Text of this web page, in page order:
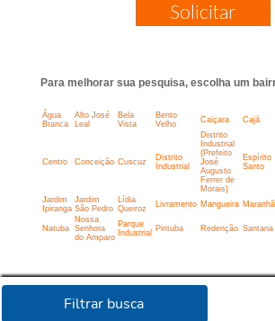
Filtrar busca
Solicitar
Para melhorar sua pesquisa, escolha um
Água
Branca
Alto José
Leal
Bela
Vista
Bento
Velho
Caiçara Cajá
Centro Conceição Cuscuz
Distrito
Industrial
Distrito
Industrial
(Prefeito
José
Augusto
Ferrer de
Morais)
Espírito
Santo
Jardim
Ipiranga
Jardim
São Pedro
Lídia
Queiroz
Livramento Mangueira
Natuba
Nossa
Senhora
do Amparo
Parque
Industrial
Pirituba Redenção Santana